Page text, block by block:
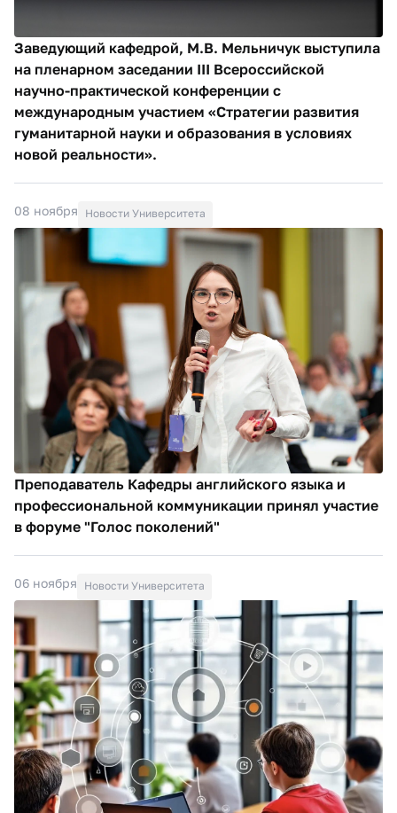
Заведующий кафедрой, М.В. Мельничук выступила
на пленарном заседании III Всероссийской
научно-практической конференции с
международным участием «Стратегии развития
гуманитарной науки и образования в условиях
новой реальности».
08 ноября Новости Университета
Преподаватель Кафедры английского языка и
профессиональной коммуникации принял участие
в форуме "Голос поколений"
06 ноября Новости Университета